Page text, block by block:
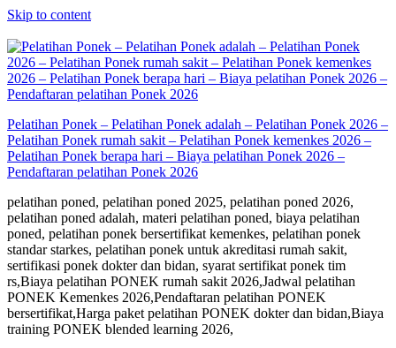
Skip to content
Pelatihan Ponek – Pelatihan Ponek adalah – Pelatihan Ponek 2026 –
Pelatihan Ponek rumah sakit – Pelatihan Ponek kemenkes 2026 –
Pelatihan Ponek berapa hari – Biaya pelatihan Ponek 2026 –
Pendaftaran pelatihan Ponek 2026
pelatihan poned, pelatihan poned 2025, pelatihan poned 2026,
pelatihan poned adalah, materi pelatihan poned, biaya pelatihan
poned, pelatihan ponek bersertifikat kemenkes, pelatihan ponek
standar starkes, pelatihan ponek untuk akreditasi rumah sakit,
sertifikasi ponek dokter dan bidan, syarat sertifikat ponek tim
rs,Biaya pelatihan PONEK rumah sakit 2026,Jadwal pelatihan
PONEK Kemenkes 2026,Pendaftaran pelatihan PONEK
bersertifikat,Harga paket pelatihan PONEK dokter dan bidan,Biaya
training PONEK blended learning 2026,